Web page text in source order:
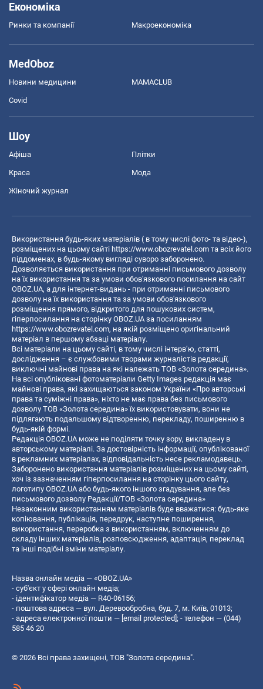
Економіка
Ринки та компанії Макроекономіка
MedOboz
Новини медицини MAMACLUB
Covid
Шоу
Афіша Плітки
Краса Мода
Жіночий журнал
Використання будь-яких матеріалів ( в тому числі фото- та відео-),
розміщених на цьому сайті https://www.obozrevatel.com та всіх його
піддоменах, в будь-якому вигляді суворо заборонено.
Дозволяється використання при отриманні письмового дозволу
на їх використання та за умови обов'язкового посилання на сайт
OBOZ.UA, а для інтернет-видань - при отриманні письмового
дозволу на їх використання та за умови обов'язкового
розміщення прямого, відкритого для пошукових систем,
гіперпосилання на сторінку OBOZ.UA за посиланням
https://www.obozrevatel.com, на якій розміщено оригінальний
матеріал в першому абзаці матеріалу.
Всі матеріали на цьому сайті, в тому числі інтерв’ю, статті,
дослідження – є службовими творами журналістів редакції,
виключні майнові права на які належать ТОВ «Золота середина».
На всі опубліковані фотоматеріали Getty Images редакція має
майнові права, які захищаються законом України «Про авторські
права та суміжні права», ніхто не має права без письмового
дозволу ТОВ «Золота середина» їх використовувати, вони не
підлягають подальшому відтворенню, перекладу, поширенню в
будь-якій формі.
Редакція OBOZ.UA може не поділяти точку зору, викладену в
авторському матеріалі. За достовірність інформації, опублікованої
в рекламних матеріалах, відповідальність несе рекламодавець.
Заборонено використання матеріалів розміщених на цьому сайті,
хоч із зазначенням гіперпосилання на сторінку цього сайту,
логотипу OBOZ.UA або будь-якого іншого згадування, але без
письмового дозволу Редакції/ТОВ «Золота середина»
Незаконним використанням матеріалів буде вважатися: будь-яке
копiювання, публiкацiя, передрук, наступне поширення,
використання, переробка з використанням, включенням до
складу інших матеріалів, розповсюдження, адаптація, переклад
та інші подібні зміни матеріалу.
Назва онлайн медіа — «OBOZ.UA»
- суб'єкт у сфері онлайн медіа;
- ідентифікатор медіа — R40-06156;
- поштова адреса — вул. Деревообробна, буд. 7, м. Київ, 01013;
- адреса електронної пошти — [email protected] ; - телефон — (044)
585 46 20
© 2026 Всі права захищені, ТОВ "Золота середина".